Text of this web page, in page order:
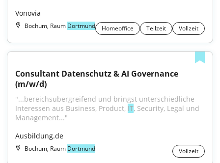
Vonovia
Bochum, Raum Dortmund Homeoffice Teilzeit Vollzeit
Consultant Datenschutz & AI Governance
(m/w/d)
"...bereichsübergreifend und bringst unterschiedliche
Interessen aus Business, Product, IT, Security, Legal und
Management..."
Ausbildung.de
Bochum, Raum Dortmund Vollzeit